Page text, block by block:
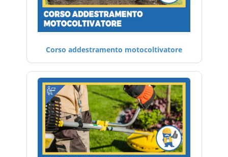
Corso addestramento motocoltivatore